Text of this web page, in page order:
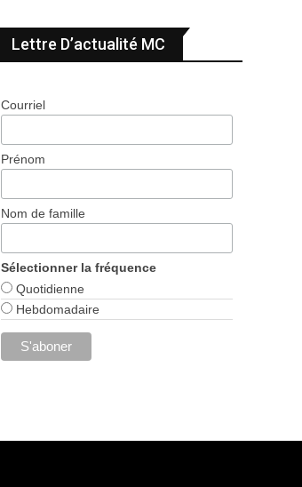
Lettre D’actualité MC
Courriel
Prénom
Nom de famille
Sélectionner la fréquence
Quotidienne
Hebdomadaire